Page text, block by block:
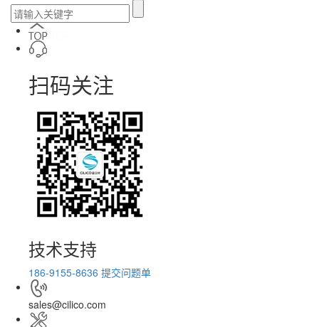
扫码关注
技术支持
186-9155-8636 提交问题单
sales@cilico.com